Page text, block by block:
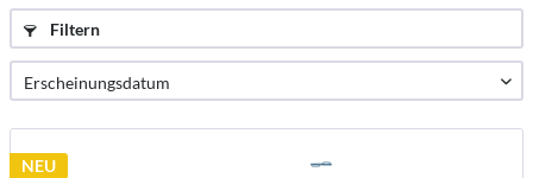
Filtern
NEU